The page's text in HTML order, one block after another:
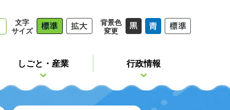
文字
サイズ
背景色
変更
しごと・産業 行政情報